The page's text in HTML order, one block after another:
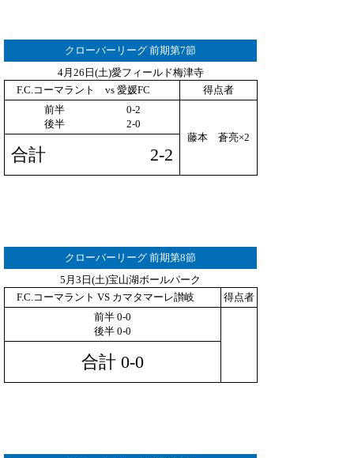
クローバーリーグ 前期第7節
4月26日(土)愛フィールド梅津寺
F.C.コーマラント vs 愛媛FC
得点者
前半 0-2
後半 2-0
藤本 蒼亮×2
合計 2-2
クローバーリーグ 前期第8節
5月3日(土)宝山湖ボールパーク
F.C.コーマラント VS カマタマーレ讃岐
得点者
前半 0-0
後半 0-0
合計 0-0